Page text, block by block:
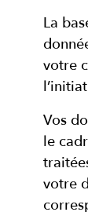
La
votre
Vos
le
votre